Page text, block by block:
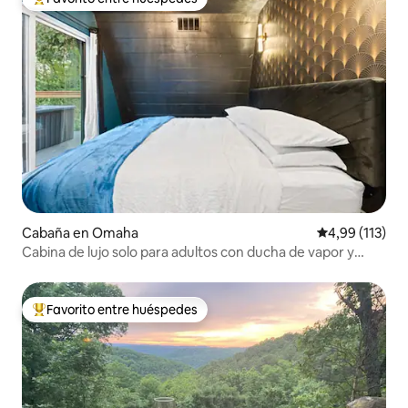
Favorito entre los huéspedes más destacados
Cabaña en Omaha Calificación
4,99 (113)
Cabina de lujo solo para adultos con ducha de vapor y
Favorito entre los huéspedes más destacados
Favorito entre huéspedes